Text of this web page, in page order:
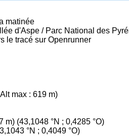
matinée
d'Aspe / Parc National des
le tracé sur Openrunner
max : 619 m)
m) (43,1048 °N ; 0,4285 °O)
°N ; 0,4049 °O)